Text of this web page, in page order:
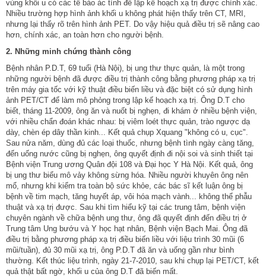
vùng khối u có các tế bào ác tính để lập kế hoạch xạ trị được chính xác.
Nhiều trường hợp hình ảnh khối u không phát hiện thấy trên CT, MRI,
nhưng lại thấy rõ trên hình ảnh PET. Do vậy hiệu quả điều trị sẽ nâng cao
hơn, chính xác, an toàn hơn cho người bệnh.
2. Những minh chứng thành công
Bệnh nhân P.D.T, 69 tuổi (Hà Nội), bị ung thư thực quản, là một trong
những người bệnh đã được điều trị thành công bằng phương pháp xạ trị
trên máy gia tốc với kỹ thuật điều biến liều và đặc biệt có sử dụng hình
ảnh PET/CT để làm mô phỏng trong lập kế hoạch xạ trị. Ông D.T cho
biết, tháng 11-2009, ông ăn và nuốt bị nghẹn, đi khám ở nhiều bệnh viện,
với nhiều chẩn đoán khác nhau: bị viêm loét thực quản, trào ngược dạ
dày, chèn ép dây thần kinh... Kết quả chụp Xquang "không có u, cục".
Sau nửa năm, dùng đủ các loại thuốc, nhưng bệnh tình ngày càng tăng,
đến uống nước cũng bị nghẹn, ông quyết định đi nội soi và sinh thiết tại
Bệnh viện Trung ương Quân đội 108 và Ðại học Y Hà Nội. Kết quả, ông
bị ung thư biểu mô vảy không sừng hóa. Nhiều người khuyên ông nên
mổ, nhưng khi kiểm tra toàn bộ sức khỏe, các bác sĩ kết luận ông bị
bệnh về tim mạch, tăng huyết áp, vôi hóa mạch vành... không thể phẫu
thuật và xạ trị được. Sau khi tìm hiểu kỹ tại các trung tâm, bệnh viện
chuyên ngành về chữa bệnh ung thư, ông đã quyết định đến điều trị ở
Trung tâm Ung bướu và Y học hạt nhân, Bệnh viện Bạch Mai. Ông đã
điều trị bằng phương pháp xạ trị điều biến liều với liệu trình 30 mũi (6
mũi/tuần), đủ 30 mũi xạ trị, ông P.D.T đã ăn và uống gần như bình
thường. Kết thúc liệu trình, ngày 21-7-2010, sau khi chụp lại PET/CT, kết
quả thật bất ngờ, khối u của ông D.T đã biến mất.